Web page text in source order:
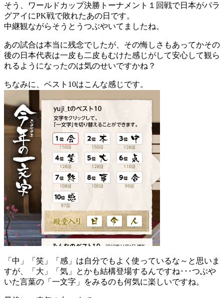
そう、ワールドカップ決勝トーナメント１回戦で日本がパラ
グアイにPK戦で敗れたあの日です。
中継観ながらそうとうつぶやいてましたね。
あの試合は本当に残念でしたが、その悔しさもあってかその
後の日本代表は一皮も二皮もむけた感じがして安心して観ら
れるようになったのは気のせいですかね？
ちなみに、ベスト10はこんな感じです。
「中」「笑」「感」は自分でもよく使っているな～と思いま
すが、「大」「気」とかも結構登場するんですね･･･つぶや
いた言葉の「一文字」をみるのも何気に楽しいですね。